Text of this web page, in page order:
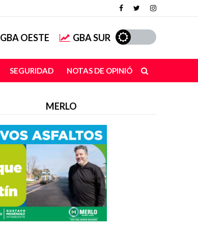
GBA OESTE GBA SUR
SEGURIDAD NOTAS DE OPINIÓN
MERLO